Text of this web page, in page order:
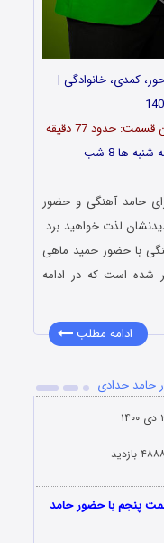
کمدی، خانوادگی |
حدود 77 دقیقه
ها 8 شب
حامد آهنگی و حضور
لذت خواهید برد.
با حضور حمید ماهی
شده است که در ادامه
ادامه مطلب
بازدید
پنجم با حضور حامد